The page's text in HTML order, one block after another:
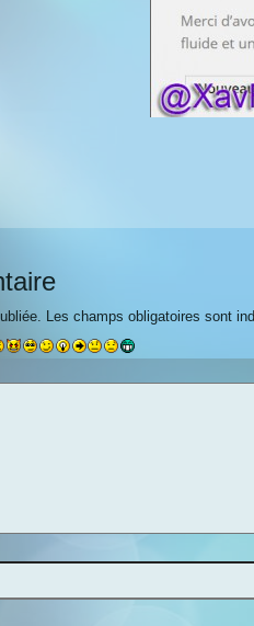
Les champs obligatoires sont